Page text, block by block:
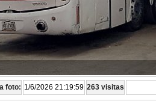
foto: 1/6/2026 21:19:59 263 visitas